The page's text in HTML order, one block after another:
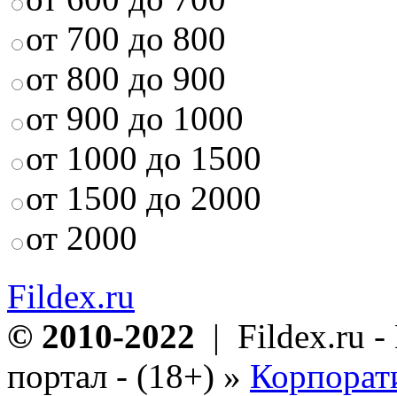
от 700 до 800
от 800 до 900
от 900 до 1000
от 1000 до 1500
от 1500 до 2000
от 2000
Fildex.ru
© 2010-2022 | Fildex.ru -
портал - (18+) »